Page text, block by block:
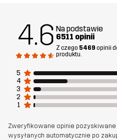
Model/modelka ma 174 cm i nosi
Krój REGULAR
Materiał 85% Poliamid
Materiał
100%
4.6 Na podstawie
6511 opinii
Z czego 5469 opinii
produktu.
5
4
3
2
1
Zweryfikowane opinie
wysyłanych automatycznie po